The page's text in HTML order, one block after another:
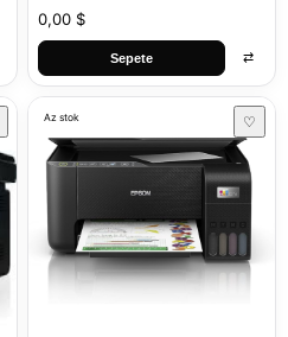
0,00 $
Sepete ⇄
Az stok ♡